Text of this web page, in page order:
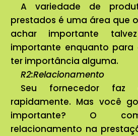
A variedade de
prestados é uma área que
achar importante
importante enquanto para
ter importância alguma.
R2:Relacionamento
Seu fornecedor
rapidamente. Mas você
importante? O
relacionamento na